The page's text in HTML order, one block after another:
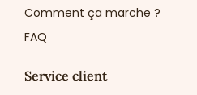
Comment ça marche ?
FAQ
Service client